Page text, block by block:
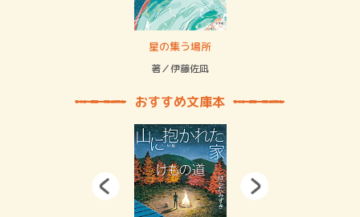
星の集う場所
著／伊藤佐凪
おすすめ文庫本